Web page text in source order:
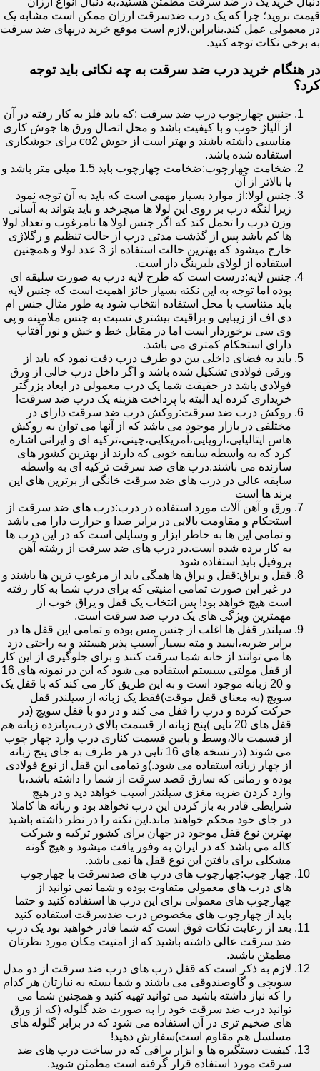
قیمت نروید؛ چرا که یک درب ضدسرقت ارزان ممکن است مشابه یک
در معمولی عمل کند.بنابراین،لازم است موقع خرید دربهای ضد سرقت
به برخی نکات توجه کنید.
در هنگام خرید درب ضد سرقت به چه نکاتی باید توجه
کرد؟
جنس چهارچوب درب ضد سرقت :که باید فلز به کار رفته در آن
از آلیاژ خوب و با کیفیت باشد و محل اتصال ورق ها جوش کاری
مناسبی داشته باشند و بهتر است از جوش co2 برای جوشکاری
استفاده شده باشد.
ضخامت چهارچوب:ضخامت چهارچوب باید 1.5 میلی متر باشد و
یا بالاتر از آن
جنس لولا:از موارد بسیار مهمی است که باید به آن توجه نمود
زیرا لنگه درب بر روی این لولا ها میچرخد و باید بتواند به آسانی
وزن درب را تحمل کند که اگر جنس لولا ها نامرغوب و تعداد لولا
ها کم باشد پس از گذشت مدتی درب از حالت تنظیم و رگلاژی
خارج میشود که بهترین حالت استفاده از 3 عدد لولا و همچنین
استفاده از لولای بلبرینگ دار است.
جنس لایه:درست است که طرح لایه درب به صورت سلیقه ای
بوده اما توجه به این نکته بسیار حائز اهمیت است که جنس لایه
باید متناسب با محل استفاده انتخاب شود به طور مثال جنس ام
دی اف از زیبایی و براقیت بیشتری نسبت به جنس ملامینه و پی
وی سی برخوردار است اما در مقابل خط و خش و نور آفتاب
دارای استحکام کمتری می باشد.
باید به فضای داخلی بین دو طرف درب دقت نمود که باید از
ورقی فولادی تشکیل شده باشد و اگر داخل درب خالی از ورق
فولادی باشد در حقیقت شما یک درب معمولی در ابعاد بزرگتر
خریداری کرده اید البته با پرداخت هزینه یک درب ضد سرقت!
روکش درب ضد سرقت:روکش درب ضد سرقت دارای در
مختلفی در بازار موجود می باشد که از آنها می توان به روکش
هاس ایتالیایی،اروپایی،آمریکایی،چینی،ترکیه ای و ایرانی اشاره
کرد که به واسطه سابقه خوبی که دارند از بهترین کشور های
سازنده می باشند.درب های ضد سرقت ترکیه ای به واسطه
سابقه عالی در درب های ضد سرقت خانگی از برترین های این
برند ها است
ورق و آهن آلات مورد استفاده در درب:درب های ضد سرقت از
استحکام و مقاومت بالایی در برابر صدا و حرارت دارا می باشد
و تمامی این ها به خاطر ابزار و وسایلی است که در این درب ها
به کار برده شده است.در درب های ضد سرقت از رشته آهن
پروفیل باید استفاده شود
قفل و یراق:قفل و یراق ها همگی باید از مرغوب ترین ها باشند و
در غیر این صورت تمامی امنیتی که برای درب شما به کار رفته
است هیچ خواهد بود! پس انتخاب یک قفل و یراق خوب از
مهمترین ویژگی های یک درب ضد سرقت است.
سیلندر قفل ها اغلب از جنس مس بوده و تمامی این قفل ها در
برابر ضربه،اسید و مته بسیار آسیب پذیر هستند و به راحتی دزد
ها می توانند از خانه شما سرقت کنند و برای جلوگیری از این کار
از قفل مولتی سیستم استفاده می شود که این در نمونه های 16
و 20 زبانه موجود است و به این طریق کار می کند که با قفل یک
سویچ (به معنای قفل موقت)فقط یک زبانه از سیلندر قفل
حرکت کرده و درب را قفل می کند و در دو با قفل سویچ (در
قفل های 20 تایی )پنج زبانه از قسمت بالای درب،پانزده زبانه هم
از قسمت بالا،وسط و پایین قسمت کناری درب وارد چهار چوب
می شوند (در نسخه های 16 تایی در هر طرف به جای پنج زبانه
از چهار زبانه استفاده می شود.)و تمامی این قفل از نوع فولادی
بوده و زمانی که سارق قصد سرقت از شما را داشته باشد،با
وارد کردن ضربه مغزی سیلندر آسیب خواهد دید و در هیچ
شرایطی قادر به باز کردن این درب نخواهد بود و زبانه ها کاملا
در جای خود محکم خواهند ماند.این نکته را در نظر داشته باشید
بهترین نوع قفل موجود در جهان برای کشور ترکیه و شرکت
کاله می باشد که در ایران به وفور یافت میشود و هیچ گونه
مشکلی برای یافتن این نوع قفل ها نمی باشد.
چهار چوب:چهارچوب های درب های ضدسرقت با چهارچوب
های درب های معمولی متفاوت بوده و شما نمی توانید از
چهارچوب های معمولی برای این درب ها استفاده کنید و حتما
باید از چهارچوب های مخصوص درب ضدسرقت استفاده کنید
بعد از رعایت نکات فوق است که شما قادر خواهید بود یک درب
ضد سرقت عالی داشته باشید که از امنیت مکان مورد نظرتان
مطمئن باشید.
لازم به ذکر است که قفل درب های درب ضد سرقت از دو مدل
سویچی و گاوصندوقی می باشند و شما بسته به نیازتان هر کدام
را که نیاز داشته باشید می توانید تهیه کنید و همچنین شما می
توانید درب ضد سرقت خود را به صورت ضد گلوله (که از ورق
های ضخیم تری در آن استفاده می شود که در برابر گلوله های
مسلسل هم مقاوم است)سفارش دهید!
کیفیت دستگیره ها و ابزار یراقی که در ساخت درب های ضد
سرقت مورد استفاده قرار گرفته است مطمئن شوید.